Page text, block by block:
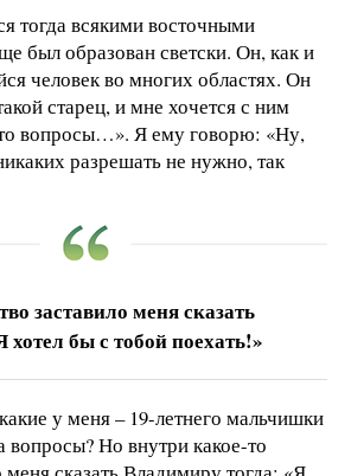
тогда всякими восточными
был образован светски. Он, как и
человек во многих областях. Он
старец, и мне хочется с ним
вопросы…». Я ему говорю: «Ну,
разрешать не нужно, так
заставило меня сказать
бы с тобой поехать!»
у меня – 19-летнего мальчишки
вопросы? Но внутри какое-то